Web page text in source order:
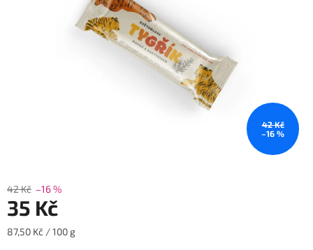
42 Kč
–16 %
42 Kč –16 %
35 Kč
Měrná
87,50 Kč / 100 g